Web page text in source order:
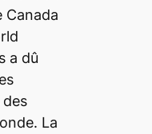
Canada
a dû
La